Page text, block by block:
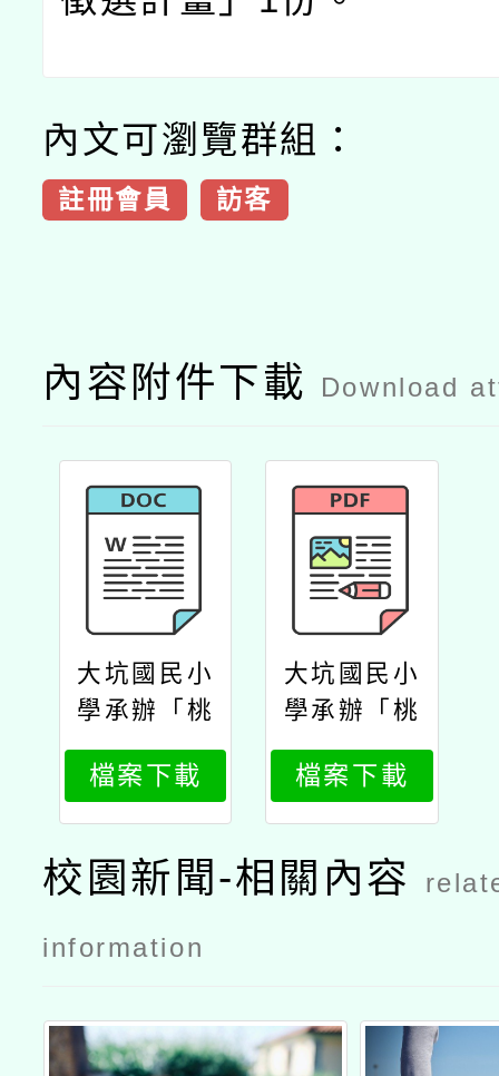
內文可瀏覽群組：
註冊會員 訪客
內容附件下載 Download
大坑國民小
學承辦「桃
園市114學
年度國小全
英語教學核
心素養導向
優良教案徵
選計畫」
檔案下載
大坑國民小
學承辦「桃
園市114學
年度國小全
英語教學核
心素養導向
優良教案徵
檔案下載
校園新聞-相關內容
information